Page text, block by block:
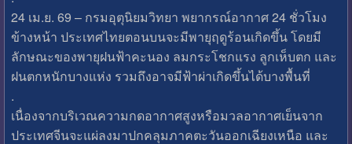
24 เม.ย. 69 – กรมอุตุนิยมวิทยา พยากรณ์อากาศ 24 ชั่วโมง
ข้างหน้า ประเทศไทยตอนบนจะมีพายุฤดูร้อนเกิดขึ้น โดยมี
ลักษณะของพายุฝนฟ้าคะนอง ลมกระโชกแรง ลูกเห็บตก และ
ฝนตกหนักบางแห่ง รวมถึงอาจมีฟ้าผ่าเกิดขึ้นได้บางพื้นที่
.
เนื่องจากบริเวณความกดอากาศสูงหรือมวลอากาศเย็นจาก
ประเทศจีนจะแผ่ลงมาปกคลุมภาคตะวันออกเฉียงเหนือ และ